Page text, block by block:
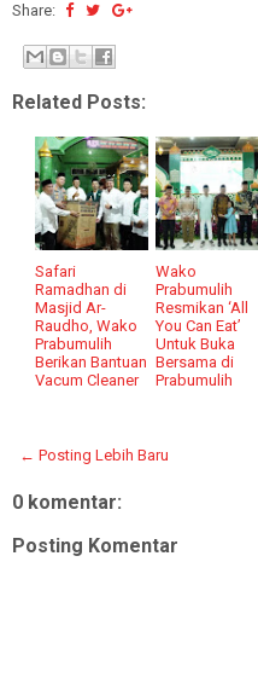
Share:
Related Posts:
Safari
Ramadhan di
Masjid Ar-
Raudho, Wako
Prabumulih
Berikan Bantuan
Vacum Cleaner
Wako
Prabumulih
Resmikan ‘All
You Can Eat’
Untuk Buka
Bersama di
Prabumulih
← Posting Lebih Baru
0 komentar:
Posting Komentar